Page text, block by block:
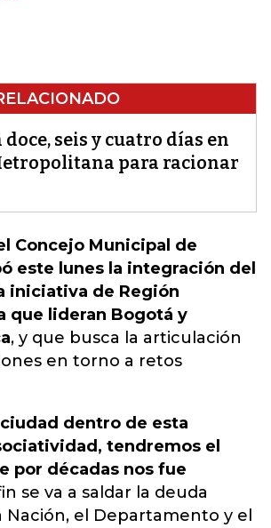
doce, seis y cuatro días en
para racionar
Concejo Municipal de
este lunes la integración del
iniciativa de Región
que lideran Bogotá y
, y que busca la articulación
en torno a retos
dentro de esta
tendremos el
por décadas nos fue
se va a saldar la deuda
Nación, el Departamento y el